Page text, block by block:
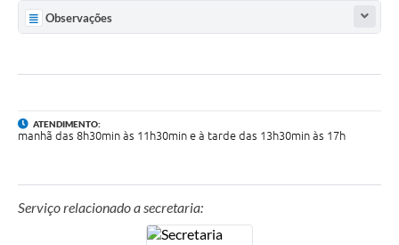
Turismo
Despesas por órgãos
Observações
ATENDIMENTO:
manhã das 8h30min às 11h30min e à tarde das 13h30min às 17h
Serviço relacionado a secretaria: